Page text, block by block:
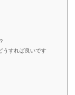
うすれば良いです